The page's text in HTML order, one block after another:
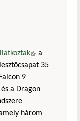
(külső
hivatkozás)
a
35
9
a Dragon
három